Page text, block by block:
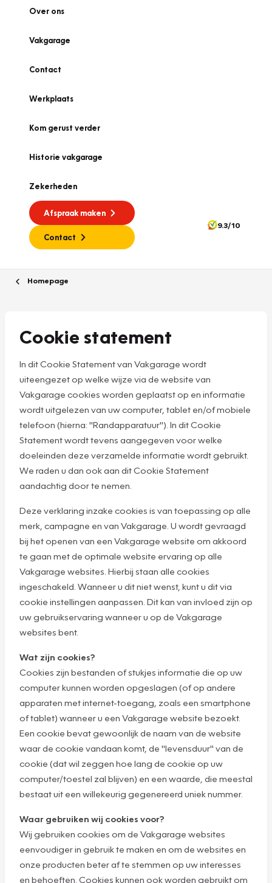
Over ons
Vakgarage
Contact
Werkplaats
Kom gerust verder
Historie vakgarage
Zekerheden
Afspraak maken
Contact
9.3/10
Homepage
Cookie statement
In dit Cookie Statement van Vakgarage wordt
uiteengezet op welke wijze via de website van
Vakgarage cookies worden geplaatst op en informatie
wordt uitgelezen van uw computer, tablet en/of mobiele
telefoon (hierna: "Randapparatuur"). In dit Cookie
Statement wordt tevens aangegeven voor welke
doeleinden deze verzamelde informatie wordt gebruikt.
We raden u dan ook aan dit Cookie Statement
aandachtig door te nemen.
Deze verklaring inzake cookies is van toepassing op alle
merk, campagne en van Vakgarage. U wordt gevraagd
bij het openen van een Vakgarage website om akkoord
te gaan met de optimale website ervaring op alle
Vakgarage websites. Hierbij staan alle cookies
ingeschakeld. Wanneer u dit niet wenst, kunt u dit via
cookie instellingen aanpassen. Dit kan van invloed zijn op
uw gebruikservaring wanneer u op de Vakgarage
websites bent.
Wat zijn cookies?
Cookies zijn bestanden of stukjes informatie die op uw
computer kunnen worden opgeslagen (of op andere
apparaten met internet-toegang, zoals een smartphone
of tablet) wanneer u een Vakgarage website bezoekt.
Een cookie bevat gewoonlijk de naam van de website
waar de cookie vandaan komt, de "levensduur" van de
cookie (dat wil zeggen hoe lang de cookie op uw
computer/toestel zal blijven) en een waarde, die meestal
bestaat uit een willekeurig gegenereerd uniek nummer.
Waar gebruiken wij cookies voor?
Wij gebruiken cookies om de Vakgarage websites
eenvoudiger in gebruik te maken en om de websites en
onze producten beter af te stemmen op uw interesses
en behoeften. Cookies kunnen ook worden gebruikt om